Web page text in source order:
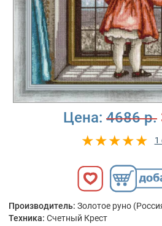
Цена: 4686 р.
1
Производитель: Золотое руно
Техника: Счетный Крест